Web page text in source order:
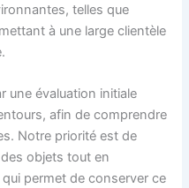
telles que
à une large clientèle
une évaluation initiale
afin de comprendre
Notre priorité est de
objets tout en
permet de conserver ce